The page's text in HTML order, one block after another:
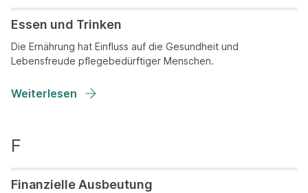
Essen und Trinken
Die Ernährung hat Einfluss auf die Gesundheit und
Lebensfreude pflegebedürftiger Menschen.
Weiterlesen
Finanzielle Ausbeutung